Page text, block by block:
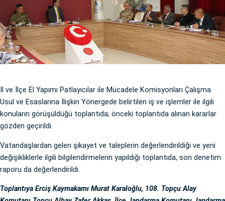
İl ve İlçe El Yapımı Patlayıcılar ile Mücadele Komisyonları Çalışma
Usul ve Esaslarına İlişkin Yönergede belirtilen iş ve işlemler ile ilgili
konuların görüşüldüğü toplantıda; önceki toplantıda alınan kararlar
gözden geçirildi.
Vatandaşlardan gelen şikayet ve taleplerin değerlendirildiği ve yeni
değişikliklerle ilgili bilgilendirmelerin yapıldığı toplantıda, son denetim
raporu da değerlendirildi.
Toplantıya Erciş Kaymakamı Murat Karaloğlu, 108. Topçu Alay